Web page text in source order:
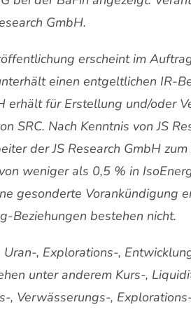
GmbH.
erscheint im
einen entgeltlichen IR-
erhält für Erstellung und/oder
SRC. Nach Kenntnis von JS
der JS Research GmbH
weniger als 0,5 % in
gesonderte Vorankündigung
Beziehungen bestehen nicht.
, Explorations-,
unter anderem Kurs-,
Verwässerungs-,